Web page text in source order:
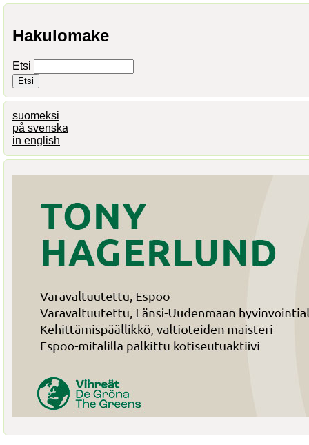
Hakulomake
Etsi
suomeksi
på svenska
in english